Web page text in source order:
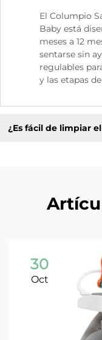
El Columpio
Baby está
meses a 12
sentarse sin
regulables
y las etapas
¿Es fácil de limpiar
30
Oct